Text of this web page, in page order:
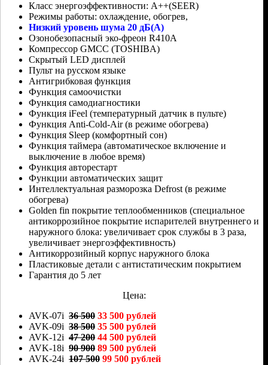
Класс энергоэффективности: А++(SEER)
Режимы работы: охлаждение, обогрев,
Низкий уровень шума 20 дБ(А)
Озонобезопасный эко-фреон R410A
Компрессор GMCC (TOSHIBA)
Скрытый LED дисплей
Пульт на русском языке
Антигрибковая функция
Функция самоочистки
Функция самодиагностики
Функция iFeel (температурный датчик в пульте)
Функция Anti-Cold-Air (в режиме обогрева)
Функция Sleep (комфортный сон)
Функция таймера (автоматическое включение и
выключение в любое время)
Функция авторестарт
Функции автоматических защит
Интеллектуальная разморозка Defrost (в режиме
обогрева)
Golden fin покрытие теплообменников (специальное
антикоррозийное покрытие испарителей внутреннего и
наружного блока: увеличивает срок службы в 3 раза,
увеличивает энергоэффективность)
Антикоррозийный корпус наружного блока
Пластиковые детали с антистатическим покрытием
Гарантия до 5 лет
Цена:
AVK-07i 36 500 33 500 рублей
AVK-09i 38 500 35 500 рублей
AVK-12i 47 200 44 500 рублей
AVK-18i 90 900 89 500 рублей
AVK-24i 107 500 99 500 рублей